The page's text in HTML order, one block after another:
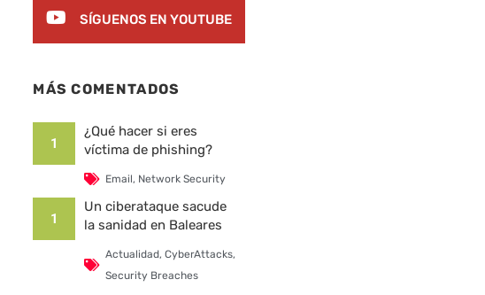
SÍGUENOS EN YOUTUBE
MÁS COMENTADOS
1
¿Qué hacer si eres
víctima de phishing?
Email, Network Security
1
Un ciberataque sacude
la sanidad en Baleares
Actualidad, CyberAttacks,
Security Breaches